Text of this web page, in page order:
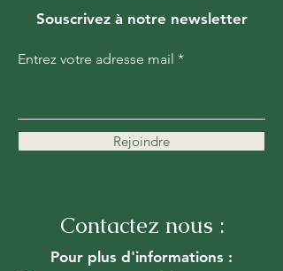
Souscrivez à notre newsletter
Entrez votre adresse mail
Rejoindre
Contactez nous :
Pour plus d'informations :